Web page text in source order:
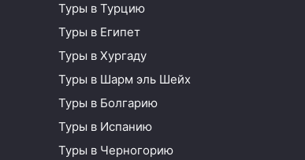
Туры в Турцию
Туры в Египет
Туры в Хургаду
Туры в Шарм эль Шейх
Туры в Болгарию
Туры в Испанию
Туры в Черногорию